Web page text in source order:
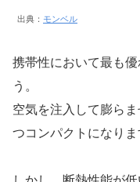
出典： モンベル
携帯性において最も
う。
空気を注入して膨ら
つコンパクトになりま